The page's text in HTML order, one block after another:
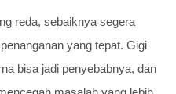
reda, sebaiknya segera
yang tepat. Gigi
bisa jadi penyebabnya, dan